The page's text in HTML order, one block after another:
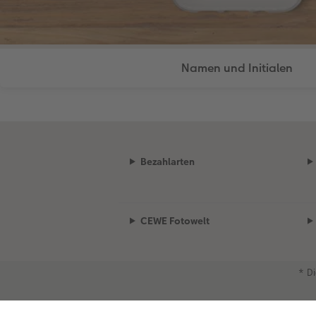
Namen und Initialen
Bezahlarten
CEWE Fotowelt
Bei Fragen zu Produkten oder der *